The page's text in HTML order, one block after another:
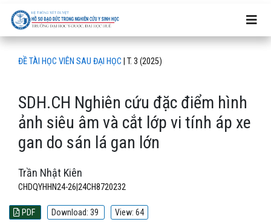
SDH.CH Nghiên cứu đặc điểm hình ảnh siêu âm và cắt lớp
ĐỀ TÀI HỌC VIÊN SAU ĐẠI HỌC T. 3 (2025)
SDH.CH Nghiên cứu đặc điểm hình
ảnh siêu âm và cắt lớp vi tính áp xe
gan do sán lá gan lớn
Trần Nhật Kiên
CHDQYHHN24-26|24CH8720232
PDF Download: 39 View: 64